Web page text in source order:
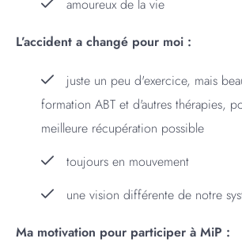
amoureux de la vie
L’accident a changé pour moi :
juste un peu d'exercice, mais
formation ABT et d'autres thérapies,
meilleure récupération possible
toujours en mouvement
une vision différente de notre
Ma motivation pour participer à MiP :